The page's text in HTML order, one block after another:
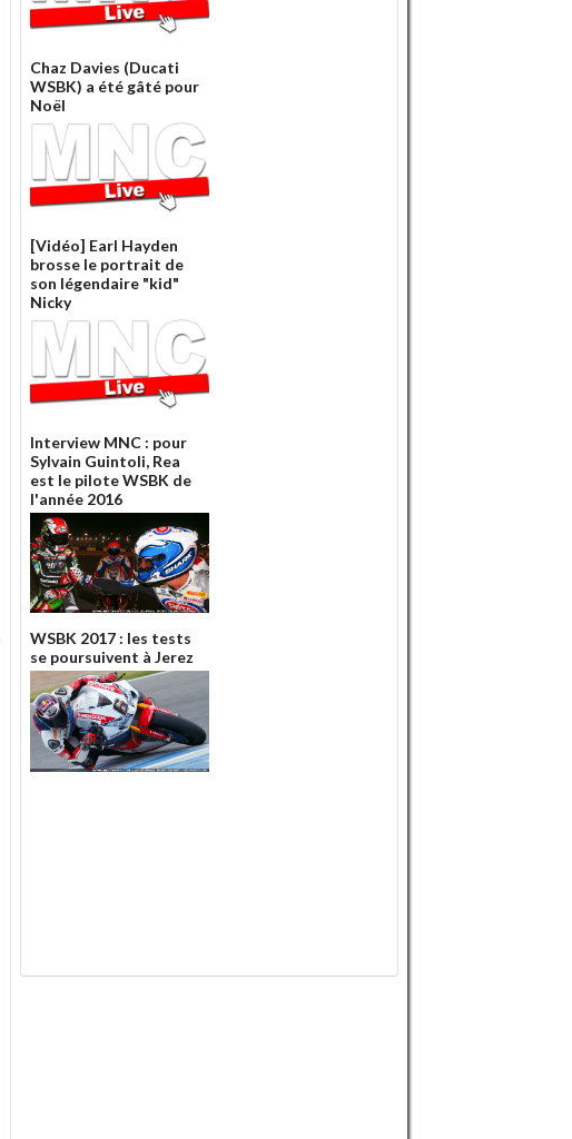
Chaz Davies (Ducati
WSBK) a été gâté pour
Noël
[Vidéo] Earl Hayden
brosse le portrait de
son légendaire "kid"
Nicky
Interview MNC : pour
Sylvain Guintoli, Rea
est le pilote WSBK de
l'année 2016
WSBK 2017 : les tests
se poursuivent à Jerez